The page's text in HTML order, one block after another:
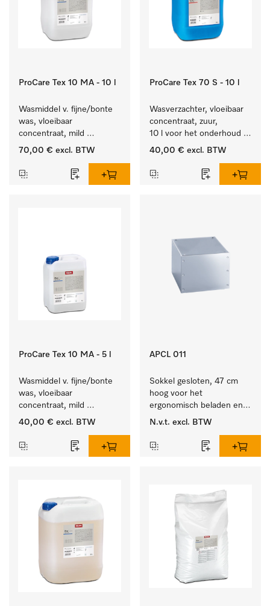
ProCare Tex 10 MA - 10 l
Wasmiddel v. fijne/bonte
was, vloeibaar
concentraat, mild
alkalisch, 10 l voor het
en gevoelig textiel.
70,00 € excl. BTW
ProCare Tex 70 S - 10 l
Wasverzachter, vloeibaar
concentraat, zuur,
10 l voor het onderhoud
van vezels zodat het
40,00 € excl. BTW
ProCare Tex 10 MA - 5 l
Wasmiddel v. fijne/bonte
was, vloeibaar
concentraat, mild
alkalisch, 5 l voor het
en gevoelig textiel.
40,00 € excl. BTW
APCL 011
Sokkel gesloten, 47 cm
hoog voor het
ergonomisch beladen en
legen van de wasmachine
N.v.t. excl. BTW